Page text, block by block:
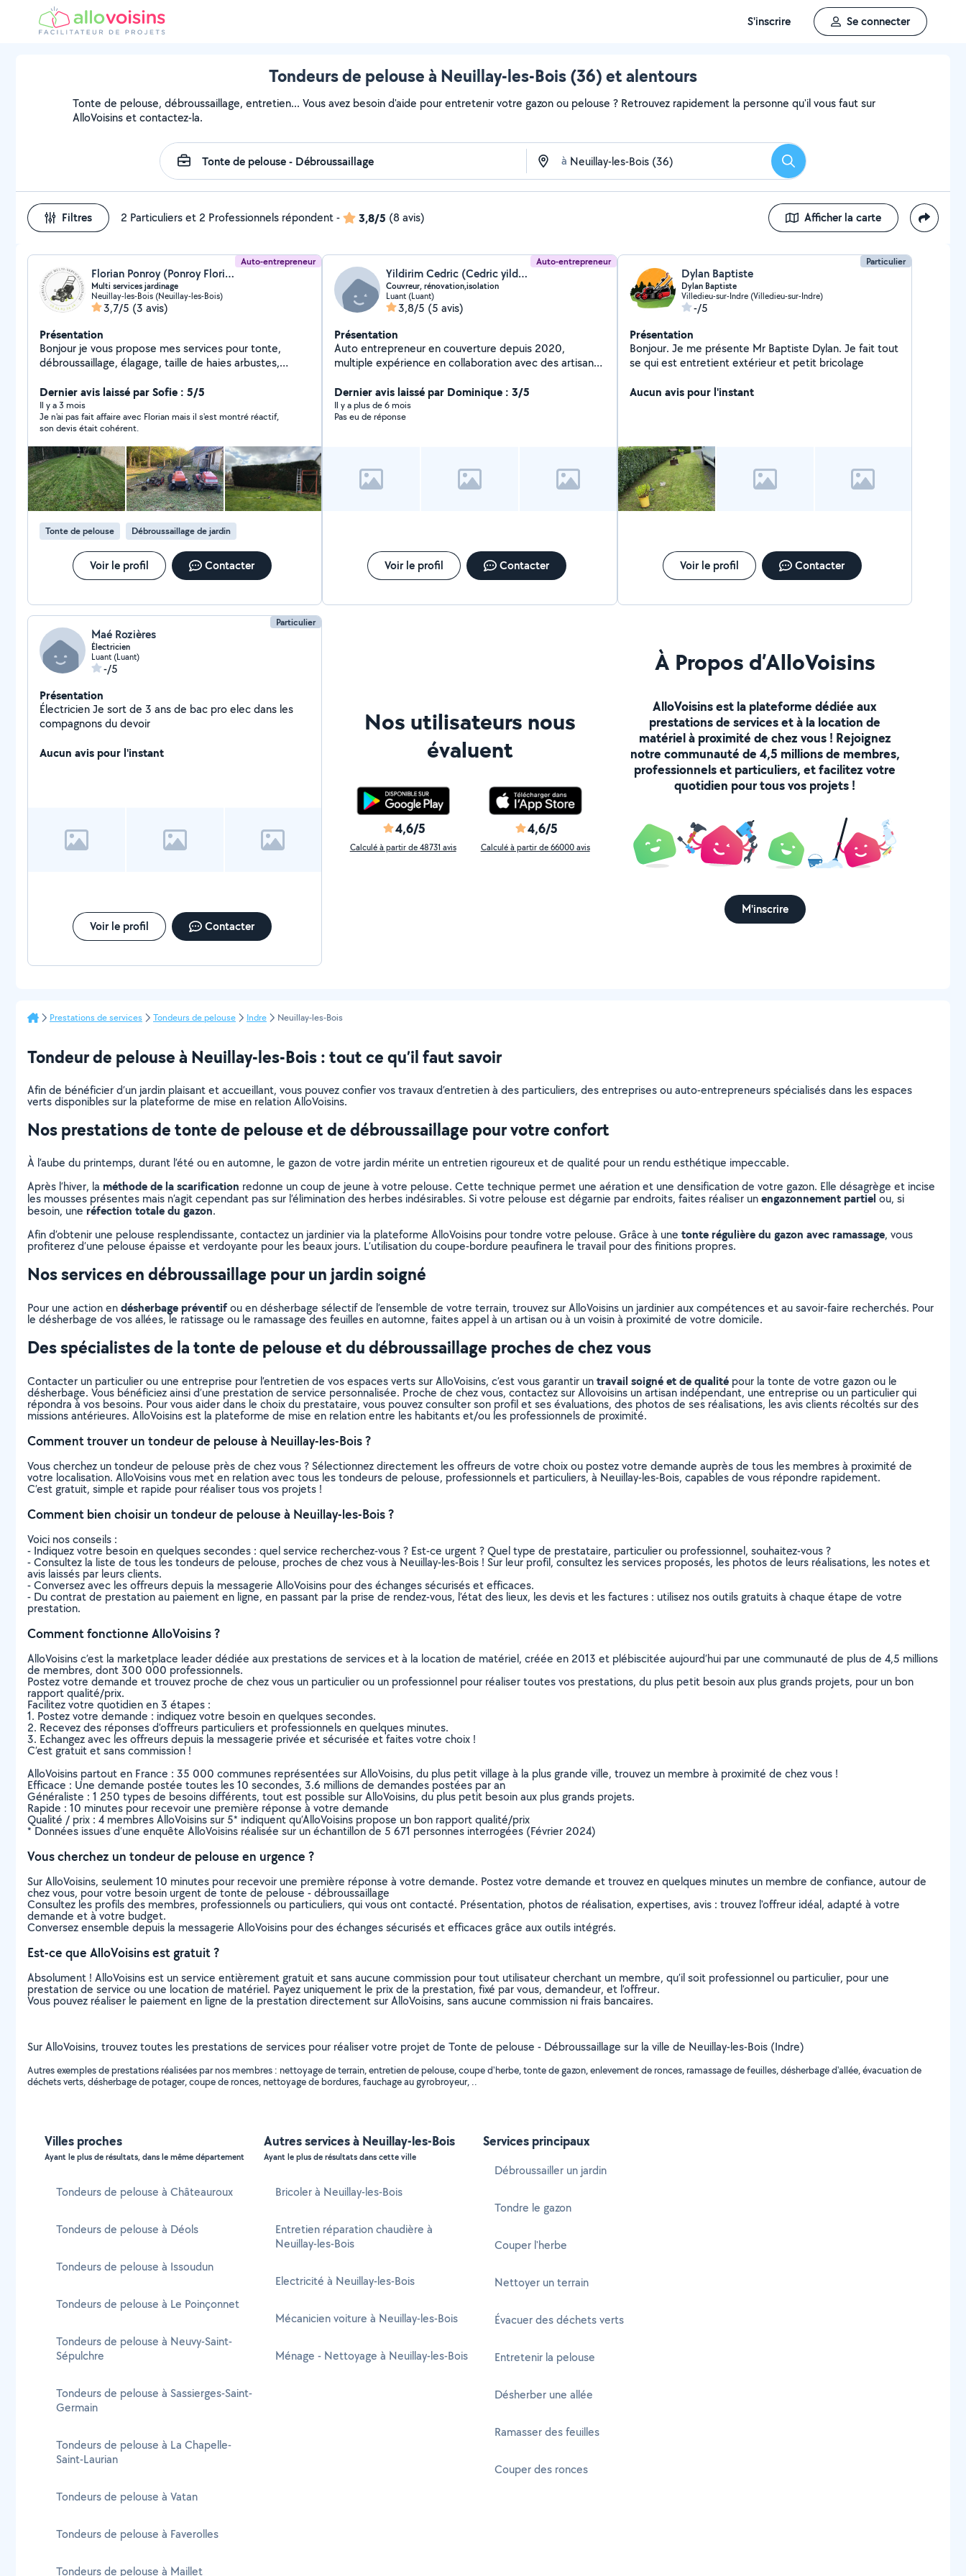
S'inscrire Se connecter
Tondeurs de pelouse à Neuillay-les-Bois (36) et alentours
Tonte de pelouse, débroussaillage, entretien... Vous avez besoin d'aide pour entretenir votre gazon ou pelouse ? Retrouvez rapidement la personne qu'il vous faut sur
AlloVoisins et contactez-la.
à Rechercher
Filtres 2 Particuliers et 2 Professionnels répondent- 3,8/5 (8 avis) Afficher la carte
Auto-entrepreneur
Florian Ponroy (Ponroy Florian Multi Service Jardinage)
Multi services jardinage
Neuillay-les-Bois (Neuillay-les-Bois)
3,7/5 (3 avis)
Présentation
Bonjour je vous propose mes services pour tonte,
débroussaillage, élagage, taille de haies arbustes,
et pleins d'autres services . Vous pouvez bénéficier du
crédit impôt
Dernier avis laissé par Sofie : 5/5
Il y a 3 mois
Je n'ai pas fait affaire avec Florian mais il s'est montré réactif,
son devis était cohérent.
Tonte de pelouse Débroussaillage de jardin
Voir le profil Contacter
Auto-entrepreneur
Yildirim Cedric (Cedric yildirim)
Couvreur, rénovation,isolation
Luant (Luant)
3,8/5 (5 avis)
Présentation
Auto entrepreneur en couverture depuis 2020,
multiple expérience en collaboration avec des artisans
d'entrée ect. Second œuvre tout Corp detat
entrepreneur sérieux consciencieux et réactif
pratiquant des tarifs raisonnable et adaptable à toute
Dernier avis laissé par Dominique : 3/5
Il y a plus de 6 mois
Pas eu de réponse
Voir le profil Contacter
Particulier
Dylan Baptiste
Dylan Baptiste
Villedieu-sur-Indre (Villedieu-sur-Indre)
-/5
Présentation
Bonjour. Je me présente Mr Baptiste Dylan. Je fait tout
se qui est entretient extérieur et petit bricolage
Aucun avis pour l'instant
Voir le profil Contacter
Particulier
Maé Rozières
Électricien
Luant (Luant)
-/5
Présentation
Électricien Je sort de 3 ans de bac pro elec dans les
compagnons du devoir
Aucun avis pour l'instant
Voir le profil Contacter
Nos utilisateurs nous
évaluent
4,6/5
Calculé à partir de 48731 avis
4,6/5
Calculé à partir de 66000 avis
À Propos d’AlloVoisins
AlloVoisins est la plateforme dédiée aux
prestations de services et à la location de
matériel à proximité de chez vous ! Rejoignez
notre communauté de 4,5 millions de membres,
professionnels et particuliers, et facilitez votre
quotidien pour tous vos projets !
M'inscrire
Prestations de services Tondeurs de pelouse Indre Neuillay-les-Bois
Tondeur de pelouse à Neuillay-les-Bois : tout ce qu’il faut savoir
Afin de bénéficier d’un jardin plaisant et accueillant, vous pouvez confier vos travaux d’entretien à des particuliers, des entreprises ou auto-entrepreneurs spécialisés dans les espaces
verts disponibles sur la plateforme de mise en relation AlloVoisins.
Nos prestations de tonte de pelouse et de débroussaillage pour votre confort
À l’aube du printemps, durant l’été ou en automne, le gazon de votre jardin mérite un entretien rigoureux et de qualité pour un rendu esthétique impeccable.
Après l’hiver, la méthode de la scarification redonne un coup de jeune à votre pelouse. Cette technique permet une aération et une densification de votre gazon. Elle désagrège et incise
les mousses présentes mais n’agit cependant pas sur l’élimination des herbes indésirables. Si votre pelouse est dégarnie par endroits, faites réaliser unengazonnement partiel ou, si
besoin, une réfection totale du gazon.
Afin d’obtenir une pelouse resplendissante, contactez un jardinier via la plateforme AlloVoisins pour tondre votre pelouse. Grâce à une tonte régulière du gazon avec ramassage, vous
profiterez d’une pelouse épaisse et verdoyante pour les beaux jours. L’utilisation du coupe-bordure peaufinera le travail pour des finitions propres.
Nos services en débroussaillage pour un jardin soigné
Pour une action endésherbage préventifou en désherbage sélectif de l’ensemble de votre terrain, trouvez sur AlloVoisins un jardinier aux compétences et au savoir-faire recherchés. Pour
le désherbage de vos allées, le ratissage ou le ramassage des feuilles en automne, faites appel à un artisan ou à un voisin à proximité de votre domicile.
Des spécialistes de la tonte de pelouse et du débroussaillage proches de chez vous
Contacter un particulier ou une entreprise pour l’entretien de vos espaces verts sur AlloVoisins, c’est vous garantir untravail soigné et de qualité pour la tonte de votre gazon ou le
désherbage. Vous bénéficiez ainsi d’une prestation de service personnalisée. Proche de chez vous, contactez sur Allovoisins un artisan indépendant, une entreprise ou un particulier qui
répondra à vos besoins. Pour vous aider dans le choix du prestataire, vous pouvez consulter son profil et ses évaluations, des photos de ses réalisations, les avis clients récoltés sur des
missions antérieures. AlloVoisins est la plateforme de mise en relation entre les habitants et/ou les professionnels de proximité.
Comment trouver un tondeur de pelouse à Neuillay-les-Bois ?
Vous cherchez un tondeur de pelouse près de chez vous ? Sélectionnez directement les offreurs de votre choix ou postez votre demande auprès de tous les membres à proximité de
votre localisation. AlloVoisins vous met en relation avec tous les tondeurs de pelouse, professionnels et particuliers, à Neuillay-les-Bois, capables de vous répondre rapidement.
C’est gratuit, simple et rapide pour réaliser tous vos projets !
Comment bien choisir un tondeur de pelouse à Neuillay-les-Bois ?
Voici nos conseils :
- Indiquez votre besoin en quelques secondes : quel service recherchez-vous ? Est-ce urgent ? Quel type de prestataire, particulier ou professionnel, souhaitez-vous ?
- Consultez la liste de tous les tondeurs de pelouse, proches de chez vous à Neuillay-les-Bois ! Sur leur profil, consultez les services proposés, les photos de leurs réalisations, les notes et
avis laissés par leurs clients.
- Conversez avec les offreurs depuis la messagerie AlloVoisins pour des échanges sécurisés et efficaces.
- Du contrat de prestation au paiement en ligne, en passant par la prise de rendez-vous, l’état des lieux, les devis et les factures : utilisez nos outils gratuits à chaque étape de votre
prestation.
Comment fonctionne AlloVoisins ?
AlloVoisins c’est la marketplace leader dédiée aux prestations de services et à la location de matériel, créée en 2013 et plébiscitée aujourd’hui par une communauté de plus de 4,5 millions
de membres, dont 300 000 professionnels.
Postez votre demande et trouvez proche de chez vous un particulier ou un professionnel pour réaliser toutes vos prestations, du plus petit besoin aux plus grands projets, pour un bon
rapport qualité/prix.
Facilitez votre quotidien en 3 étapes :
1. Postez votre demande : indiquez votre besoin en quelques secondes.
2. Recevez des réponses d’offreurs particuliers et professionnels en quelques minutes.
3. Echangez avec les offreurs depuis la messagerie privée et sécurisée et faites votre choix !
C’est gratuit et sans commission !
AlloVoisins partout en France : 35 000 communes représentées sur AlloVoisins, du plus petit village à la plus grande ville, trouvez un membre à proximité de chez vous !
Efficace : Une demande postée toutes les 10 secondes, 3.6 millions de demandes postées par an
Généraliste : 1 250 types de besoins différents, tout est possible sur AlloVoisins, du plus petit besoin aux plus grands projets.
Rapide : 10 minutes pour recevoir une première réponse à votre demande
Qualité / prix : 4 membres AlloVoisins sur 5* indiquent qu’AlloVoisins propose un bon rapport qualité/prix
* Données issues d’une enquête AlloVoisins réalisée sur un échantillon de 5 671 personnes interrogées (Février 2024)
Vous cherchez un tondeur de pelouse en urgence ?
Sur AlloVoisins, seulement 10 minutes pour recevoir une première réponse à votre demande. Postez votre demande et trouvez en quelques minutes un membre de confiance, autour de
chez vous, pour votre besoin urgent de tonte de pelouse - débroussaillage
Consultez les profils des membres, professionnels ou particuliers, qui vous ont contacté. Présentation, photos de réalisation, expertises, avis : trouvez l'offreur idéal, adapté à votre
demande et à votre budget.
Conversez ensemble depuis la messagerie AlloVoisins pour des échanges sécurisés et efficaces grâce aux outils intégrés.
Est-ce que AlloVoisins est gratuit ?
Absolument ! AlloVoisins est un service entièrement gratuit et sans aucune commission pour tout utilisateur cherchant un membre, qu’il soit professionnel ou particulier, pour une
prestation de service ou une location de matériel. Payez uniquement le prix de la prestation, fixé par vous, demandeur, et l’offreur.
Vous pouvez réaliser le paiement en ligne de la prestation directement sur AlloVoisins, sans aucune commission ni frais bancaires.
Sur AlloVoisins, trouvez toutes les prestations de services pour réaliser votre projet de Tonte de pelouse - Débroussaillage sur la ville de Neuillay-les-Bois (Indre)
Autres exemples de prestations réalisées par nos membres : nettoyage de terrain, entretien de pelouse, coupe d'herbe, tonte de gazon, enlevement de ronces, ramassage de feuilles, désherbage d'allée, évacuation de
déchets verts, désherbage de potager, coupe de ronces, nettoyage de bordures, fauchage au gyrobroyeur, ..
Villes proches
Ayant le plus de résultats, dans le même département
Tondeurs de pelouse à Châteauroux
Tondeurs de pelouse à Déols
Tondeurs de pelouse à Issoudun
Tondeurs de pelouse à Le Poinçonnet
Tondeurs de pelouse à Neuvy-Saint-
Sépulchre
Tondeurs de pelouse à Sassierges-Saint-
Germain
Tondeurs de pelouse à La Chapelle-
Saint-Laurian
Tondeurs de pelouse à Vatan
Tondeurs de pelouse à Faverolles
Tondeurs de pelouse à Maillet
Autres services à Neuillay-les-Bois
Ayant le plus de résultats dans cette ville
Bricoler à Neuillay-les-Bois
Entretien réparation chaudière à
Neuillay-les-Bois
Electricité à Neuillay-les-Bois
Mécanicien voiture à Neuillay-les-Bois
Ménage - Nettoyage à Neuillay-les-Bois
Services principaux
Débroussailler un jardin
Tondre le gazon
Couper l'herbe
Nettoyer un terrain
Évacuer des déchets verts
Entretenir la pelouse
Désherber une allée
Ramasser des feuilles
Couper des ronces